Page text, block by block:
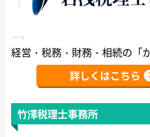
経営・税務・財務・相続の「
詳しくはこちら
竹澤税理士事務所